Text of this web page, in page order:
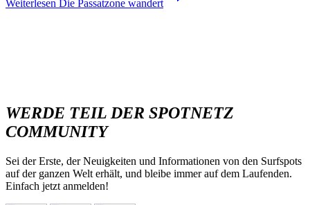
Weiterlesen Die Passatzone wandert
WERDE TEIL DER SPOTNETZ
COMMUNITY
Sei der Erste, der Neuigkeiten und Informationen von den Surfspots
auf der ganzen Welt erhält, und bleibe immer auf dem Laufenden.
Einfach jetzt anmelden!